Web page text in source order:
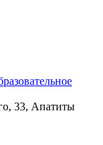
33, Апатиты